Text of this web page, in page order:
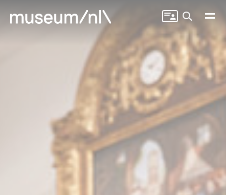
Zoeken